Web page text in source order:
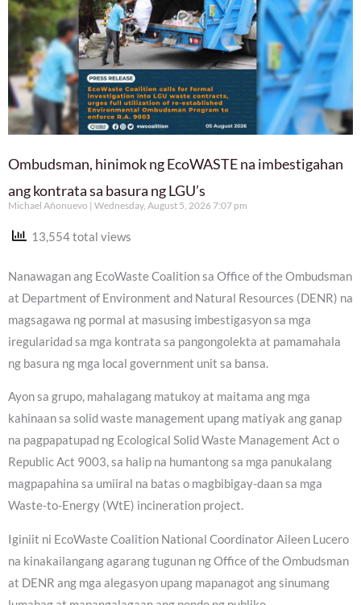
Ombudsman, hinimok ng EcoWASTE na imbestigahan
ang kontrata sa basura ng LGU’s
Michael Añonuevo Wednesday, August 5, 2026 7:07 pm
13,554 total views
Nanawagan ang EcoWaste Coalition sa Office of the Ombudsman
at Department of Environment and Natural Resources (DENR) na
magsagawa ng pormal at masusing imbestigasyon sa mga
iregularidad sa mga kontrata sa pangongolekta at pamamahala
ng basura ng mga local government unit sa bansa.
Ayon sa grupo, mahalagang matukoy at maitama ang mga
kahinaan sa solid waste management upang matiyak ang ganap
na pagpapatupad ng Ecological Solid Waste Management Act o
Republic Act 9003, sa halip na humantong sa mga panukalang
magpapahina sa umiiral na batas o magbibigay-daan sa mga
Waste-to-Energy (WtE) incineration project.
Iginiit ni EcoWaste Coalition National Coordinator Aileen Lucero
na kinakailangang agarang tugunan ng Office of the Ombudsman
at DENR ang mga alegasyon upang mapanagot ang sinumang